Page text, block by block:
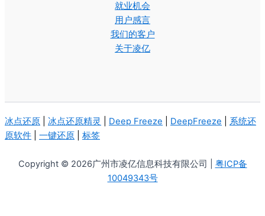
就业机会
用户感言
我们的客户
关于凌亿
冰点还原 冰点还原精灵 Deep Freeze DeepFreeze
系统还
原软件
一键还原 标签
Copyright © 2026广州市凌亿信息科技有限公司 | 粤ICP备
10049343号